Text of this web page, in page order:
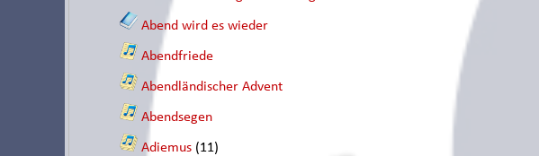
Abend wird es wieder
Abendfriede
Abendländischer Advent
Abendsegen
Adiemus (11)